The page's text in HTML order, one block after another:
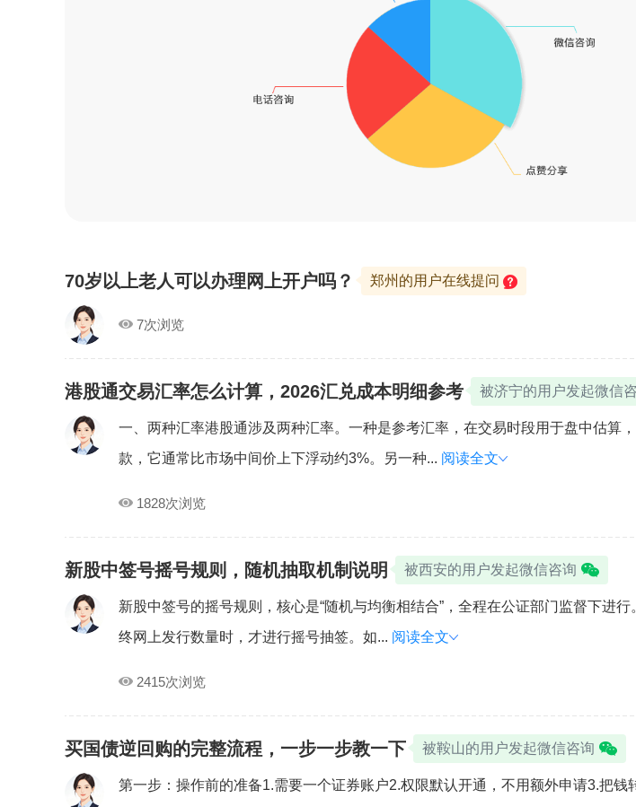
70岁以上老人可以办理网上开户吗？ 郑州的用户在线提问
7次浏览
港股通交易汇率怎么计算，2026汇兑成本明细参考 被济宁的用户发起微信
一、两种汇率港股通涉及两种汇率。一种是参考汇率，在交易时段用于盘中估算
款，它通常比市场中间价上下浮动约3%。另一种... 阅读全文
1828次浏览
新股中签号摇号规则，随机抽取机制说明 被西安的用户发起微信咨询
新股中签号的摇号规则，核心是“随机与均衡相结合”，全程在公证部门监督下进
终网上发行数量时，才进行摇号抽签。如... 阅读全文
2415次浏览
买国债逆回购的完整流程，一步一步教一下 被鞍山的用户发起微信咨询
第一步：操作前的准备1.需要一个证券账户2.权限默认开通，不用额外申请3.把